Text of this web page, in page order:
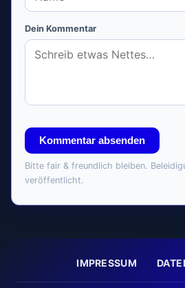
Dein Kommentar
Kommentar absenden
Bitte fair & freundlich bleiben.
veröffentlicht.
IMPRESSUM